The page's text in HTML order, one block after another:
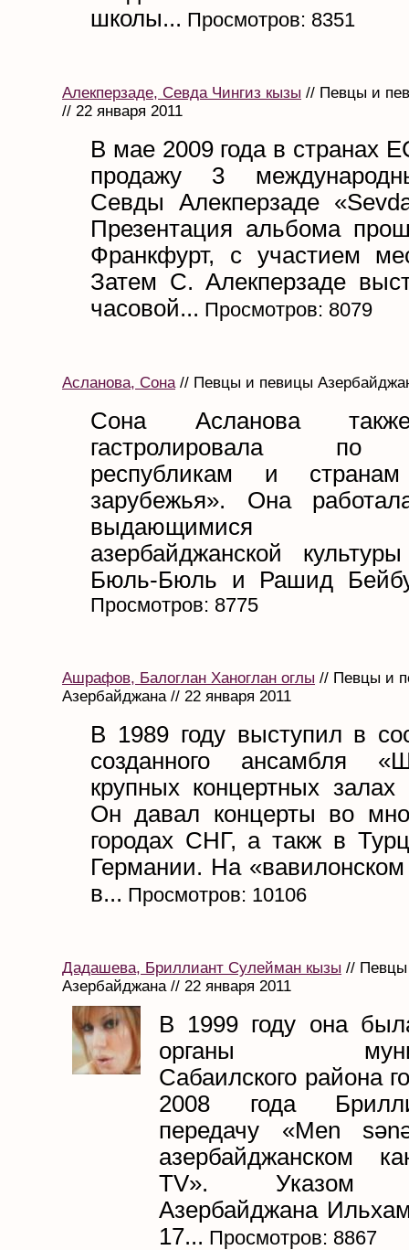
школы... Просмотров: 8351
Алекперзаде, Севда Чингиз кызы // Певцы и
// 22 января 2011
В мае 2009 года в странах
продажу 3
Севды Алекперзаде
Презентация альбома
Франкфурт, с участием
Затем С. Алекперзаде
часовой... Просмотров: 8079
Асланова, Сона// Певцы и певицы
Сона Асланова
гастролировала по
республикам и странам
зарубежья». Она
выдающимися
азербайджанской
Бюль-Бюль и Рашид
Просмотров: 8775
Ашрафов, Балоглан Ханоглан оглы // Певцы и
Азербайджана // 22 января 2011
В 1989 году выступил в
созданного ансамбля
крупных концертных залах
Он давал концерты во
городах СНГ, а такж в
Германии. На
в... Просмотров: 10106
Дадашева, Бриллиант Сулейман кызы //
Азербайджана // 22 января 2011
В 1999 году она
органы
Сабаилского района
2008 года
передачу «Men
азербайджанском
TV». Указом
Азербайджана
17... Просмотров: 8867